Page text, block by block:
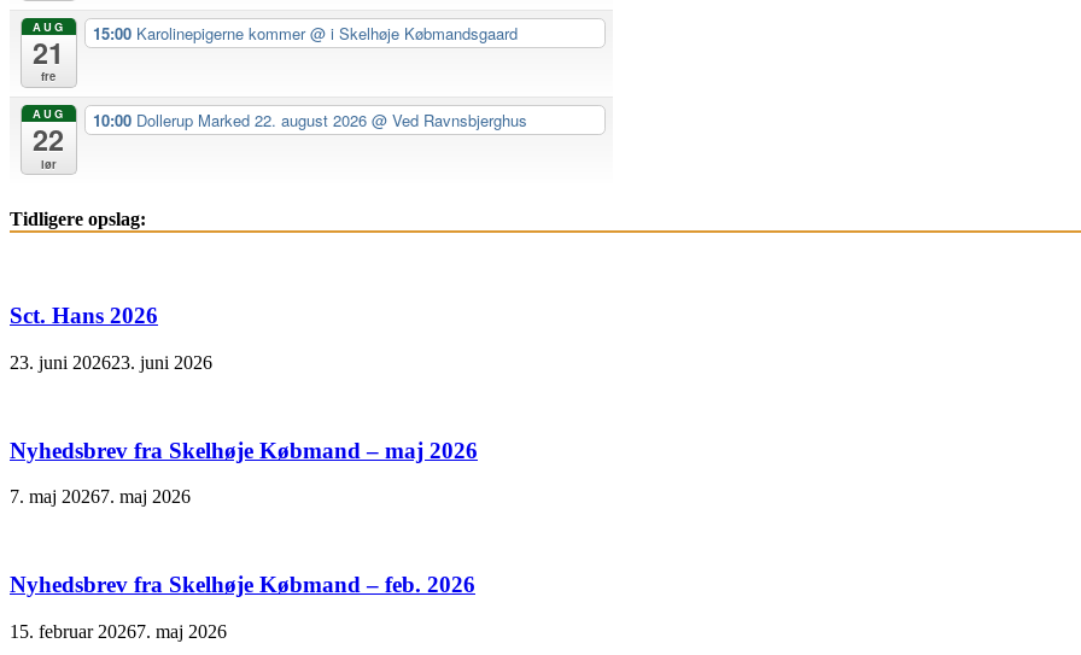
AUG
21
fre
15:00 Karolinepigerne kommer@ i Skelhøje Købmandsgaard
AUG
22
lør
10:00 Dollerup Marked 22. august 2026 @ Ved Ravnsbjerghus
Tidligere opslag:
Sct. Hans 2026
23. juni 202623. juni 2026
Nyhedsbrev fra Skelhøje Købmand – maj 2026
7. maj 20267. maj 2026
Nyhedsbrev fra Skelhøje Købmand – feb. 2026
15. februar 20267. maj 2026